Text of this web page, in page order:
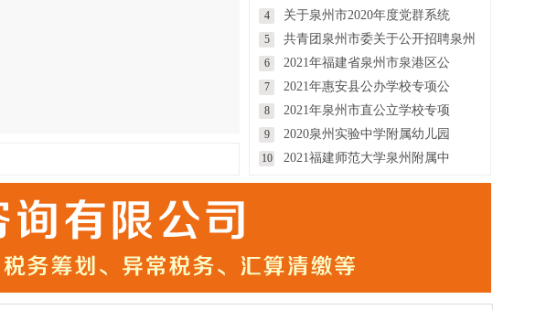
4 关于泉州市2020年度党群系统
5 共青团泉州市委关于公开招聘泉州
6 2021年福建省泉州市泉港区公
7 2021年惠安县公办学校专项公
8 2021年泉州市直公立学校专项
9 2020泉州实验中学附属幼儿园
10 2021福建师范大学泉州附属中